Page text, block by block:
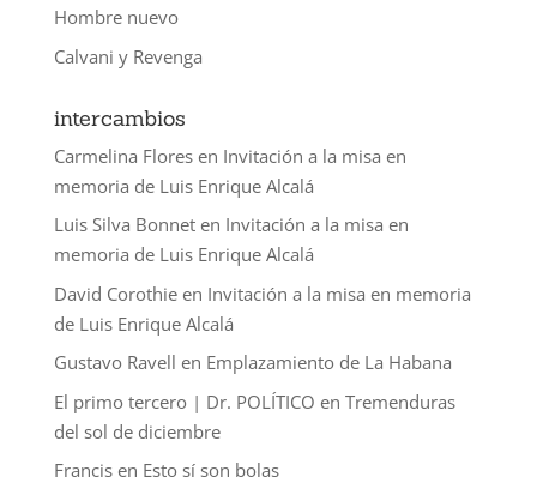
Hombre nuevo
Calvani y Revenga
intercambios
Carmelina Floresen Invitación a la misa en
memoria de Luis Enrique Alcalá
Luis Silva Bonneten Invitación a la misa en
memoria de Luis Enrique Alcalá
David Corothieen Invitación a la misa en memoria
de Luis Enrique Alcalá
Gustavo Ravell en Emplazamiento de La Habana
El primo tercero | Dr. POLÍTICO en Tremenduras
del sol de diciembre
Francisen Esto sí son bolas